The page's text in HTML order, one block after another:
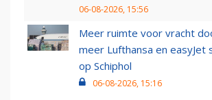
06-08-2026, 15:56
Meer ruimte voor vracht
meer Lufthansa en easyJet
op Schiphol
06-08-2026, 15:16